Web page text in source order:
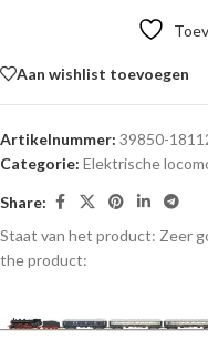
Aan wishlist toevoegen
Artikelnummer: 39850-
Categorie: Elektrische
Share:
Staat van het product: Zeer
the product: